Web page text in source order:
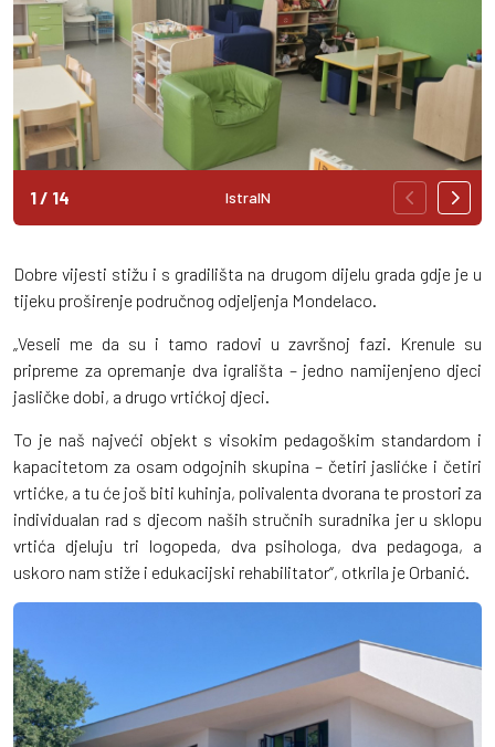
IstraIN
1 / 14
Dobre vijesti stižu i s gradilišta na drugom dijelu grada gdje je u
tijeku proširenje područnog odjeljenja Mondelaco.
„Veseli me da su i tamo radovi u završnoj fazi. Krenule su
pripreme za opremanje dva igrališta – jedno namijenjeno djeci
jasličke dobi, a drugo vrtićkoj djeci.
To je naš najveći objekt s visokim pedagoškim standardom i
kapacitetom za osam odgojnih skupina – četiri jaslićke i četiri
vrtićke, a tu će još biti kuhinja, polivalenta dvorana te prostori za
individualan rad s djecom naših stručnih suradnika jer u sklopu
vrtića djeluju tri logopeda, dva psihologa, dva pedagoga, a
uskoro nam stiže i edukacijski rehabilitator“, otkrila je Orbanić.